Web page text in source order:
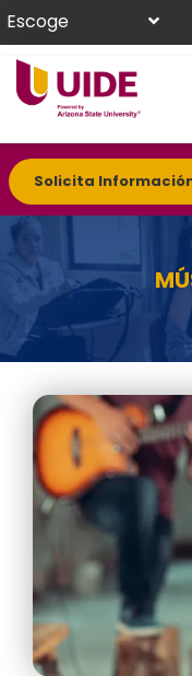
Escoge
Solicita